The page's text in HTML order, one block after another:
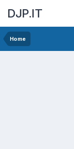
DJP.IT
Home